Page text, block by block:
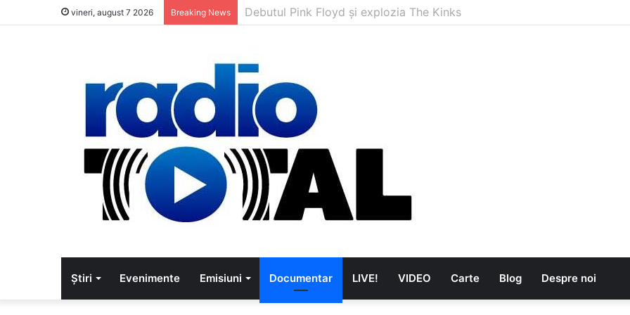
vineri, august 7 2026 Breaking News 5 muzicieni care au dus muzica tradițională românească la un alt nivel
Știri Evenimente Emisiuni Documentar LIVE! VIDEO Carte Blog Despre noi